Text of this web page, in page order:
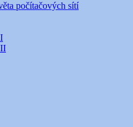
počítačových sítí